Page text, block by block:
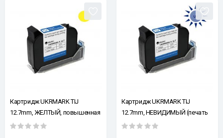
Картридж UKRMARK TIJ
12.7mm, ЖЕЛТЫЙ, повышенная
адгезия, быстросохнущий
Картридж UKRMARK TIJ
12.7mm, НЕВИДИМЫЙ (печать
проявляется под УФ лучами),